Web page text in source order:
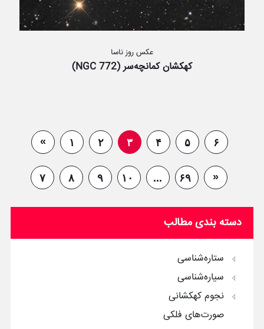
عکس روز ناسا
کهکشان کمانچه‌سر (NGC 772)
» ۱ ۲ ۳ ۴ ۵ ۶
۷ ۸ ۹ ۱۰ ... ۶۹ «
دسته بندی مطالب
ستاره‌شناسی
سیاره‌شناسی
نجوم کهکشانی
صورت‌های فلکی